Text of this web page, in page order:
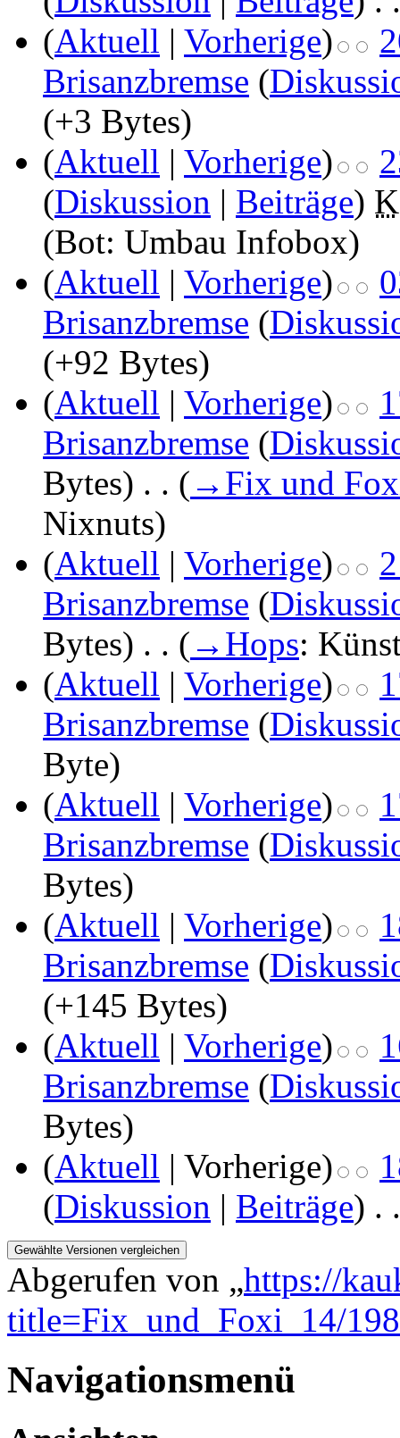
(Aktuell | Vorherige)
Brisanzbremse (
(+3 Bytes)
(Aktuell | Vorherige)
(Diskussion | Beiträge) K
(Bot: Umbau Infobox)
(Aktuell | Vorherige)
Brisanzbremse (
(+92 Bytes)
(Aktuell | Vorherige)
Brisanzbremse (
Bytes) . . ( → Fix und
Nixnuts)
(Aktuell | Vorherige)
Brisanzbremse (
Bytes) . . ( → Hops:
(Aktuell | Vorherige)
Brisanzbremse (
Byte)
(Aktuell | Vorherige)
Brisanzbremse (
Bytes)
(Aktuell | Vorherige)
Brisanzbremse (
(+145 Bytes)
(Aktuell | Vorherige)
Brisanzbremse (
Bytes)
(Aktuell | Vorherige)
(Diskussion | Beiträge) . .
Abgerufen von „https://
title=Fix_und_Foxi_14/
Navigationsmenü